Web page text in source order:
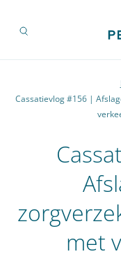
Cassatievlog #156 |
met